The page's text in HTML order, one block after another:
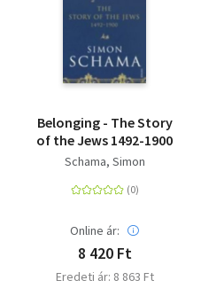
Belonging - The Story
of the Jews 1492-1900
Schama, Simon
Online ár:
8 420 Ft
Eredeti ár: 8 863 Ft